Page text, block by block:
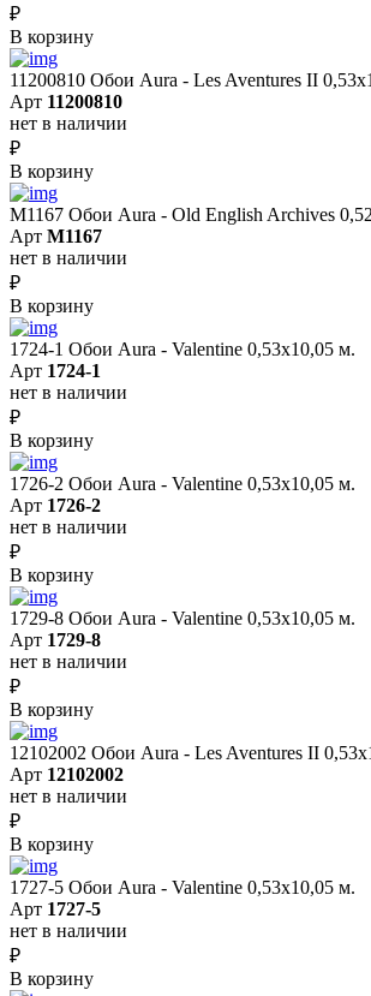
₽
В корзину
11200810 Обои Aura - Les Aventures II
Арт 11200810
нет в наличии
₽
В корзину
M1167 Обои Aura - Old English Archives
Арт M1167
нет в наличии
₽
В корзину
1724-1 Обои Aura - Valentine 0,53х10,05 м.
Арт 1724-1
нет в наличии
₽
В корзину
1726-2 Обои Aura - Valentine 0,53х10,05 м.
Арт 1726-2
нет в наличии
₽
В корзину
1729-8 Обои Aura - Valentine 0,53х10,05 м.
Арт 1729-8
нет в наличии
₽
В корзину
12102002 Обои Aura - Les Aventures II
Арт 12102002
нет в наличии
₽
В корзину
1727-5 Обои Aura - Valentine 0,53х10,05 м.
Арт 1727-5
нет в наличии
₽
В корзину